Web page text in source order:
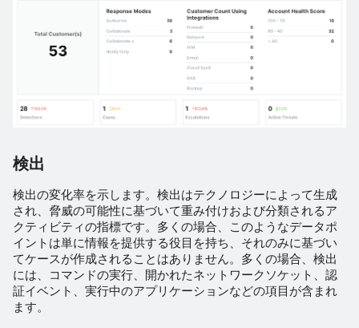
検出
検出の変化率を示します。検出はテクノロジーによって生成
され、脅威の可能性に基づいて重み付けおよび分類されるア
クティビティの指標です。多くの場合、このようなデータポ
イントは単に情報を提供する役目を持ち、それのみに基づい
てケースが作成されることはありません。多くの場合、検出
には、コマンドの実行、開かれたネットワークソケット、認
証イベント、実行中のアプリケーションなどの項目が含まれ
ます。